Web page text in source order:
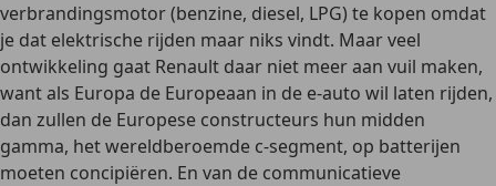
verbrandingsmotor (benzine, diesel, LPG) te kopen omdat
je dat elektrische rijden maar niks vindt. Maar veel
ontwikkeling gaat Renault daar niet meer aan vuil maken,
want als Europa de Europeaan in de e-auto wil laten rijden,
dan zullen de Europese constructeurs hun midden
gamma, het wereldberoemde c-segment, op batterijen
moeten concipiëren. En van de communicatieve